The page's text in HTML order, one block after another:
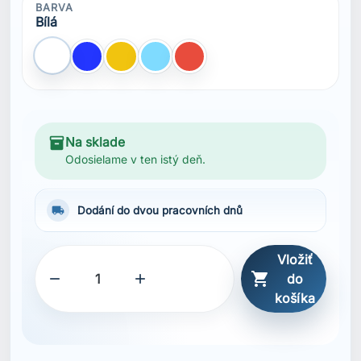

Popis
Technický úpletový jersey materiál
Tištěná loga
Recyklovaný obsah
bluesign® produkt